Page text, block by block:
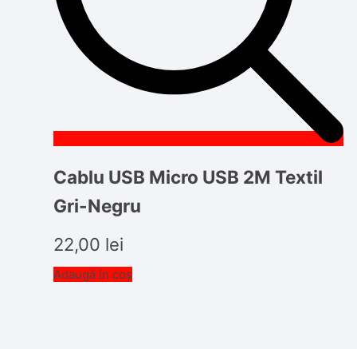
Cablu USB Micro USB 2M Textil
Gri-Negru
22,00 lei
Adaugă în coș